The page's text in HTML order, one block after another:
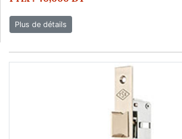
Plus de détails